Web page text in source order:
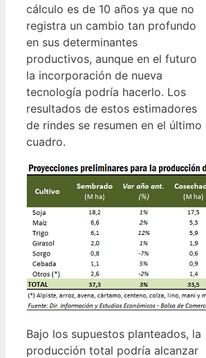
cálculo es de 10 años ya que no
registra un cambio tan profundo
en sus determinantes
productivos, aunque en el futuro
la incorporación de nueva
tecnología podría hacerlo. Los
resultados de estos estimadores
de rindes se resumen en el último
cuadro.
Bajo los supuestos planteados, la
producción total podría alcanzar